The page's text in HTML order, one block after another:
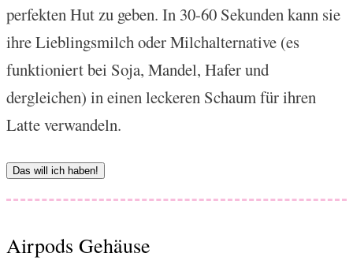
perfekten Hut zu geben. In 30-60 Sekunden kann sie
ihre Lieblingsmilch oder Milchalternative (es
funktioniert bei Soja, Mandel, Hafer und
dergleichen) in einen leckeren Schaum für ihren
Latte verwandeln.
Das will ich haben!
Airpods Gehäuse